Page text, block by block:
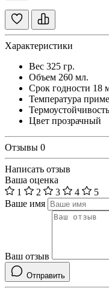
Характеристики
Вес 325 гр.
Объем 260 мл.
Срок годности 18
Температура
Термоустойчивость
Цвет прозрачный
Отзывы 0
Написать отзыв
Ваша оценка
1
2 3 4
5
Ваше имя
Ваш отзыв
Отправить